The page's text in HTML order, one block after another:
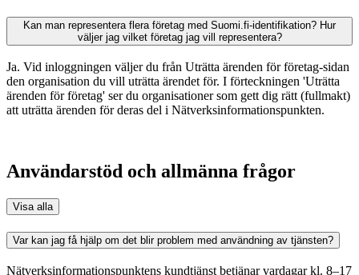
Kan man representera flera företag med Suomi.fi-identifikation? Hur
väljer jag vilket företag jag vill representera?
Ja. Vid inloggningen väljer du från Uträtta ärenden för företag-sidan
den organisation du vill uträtta ärendet för. I förteckningen 'Uträtta
ärenden för företag' ser du organisationer som gett dig rätt (fullmakt)
att uträtta ärenden för deras del i Nätverksinformationspunkten.
Användarstöd och allmänna frågor
Visa alla
Var kan jag få hjälp om det blir problem med användning av tjänsten?
Nätverksinformationspunktens kundtjänst betjänar vardagar kl. 8–17